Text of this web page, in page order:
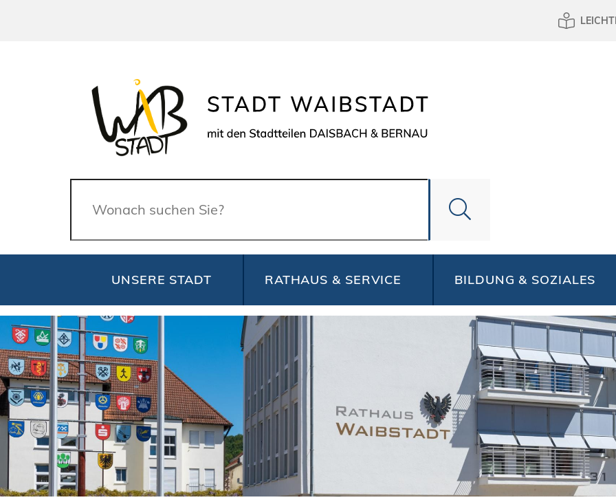
Suche
UNSERE STADT RATHAUS & SERVICE BILDUNG & SOZIALES